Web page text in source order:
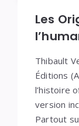
Les
Thibault
Éditions
l’histoire
version
Partout